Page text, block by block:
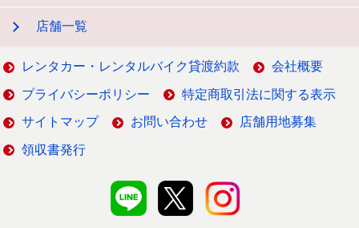
店舗一覧
レンタカー・レンタルバイク貸渡約款 会社概要
プライバシーポリシー 特定商取引法に関する表示
サイトマップ お問い合わせ 店舗用地募集
領収書発行